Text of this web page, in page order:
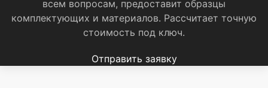
всем вопросам, предоставит образцы
комплектующих и материалов. Рассчитает точную
стоимость под ключ.
Отправить заявку